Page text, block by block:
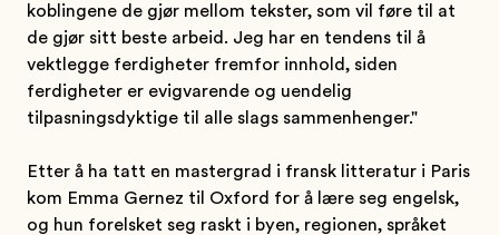
koblingene de gjør mellom tekster, som vil føre til at
de gjør sitt beste arbeid. Jeg har en tendens til å
vektlegge ferdigheter fremfor innhold, siden
ferdigheter er evigvarende og uendelig
tilpasningsdyktige til alle slags sammenhenger."
Etter å ha tatt en mastergrad i fransk litteratur i Paris
kom Emma Gernez til Oxford for å lære seg engelsk,
og hun forelsket seg raskt i byen, regionen, språket